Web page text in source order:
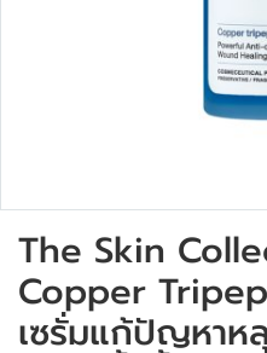
The Skin
Copper
เซรั่มแก้ปัญหาห